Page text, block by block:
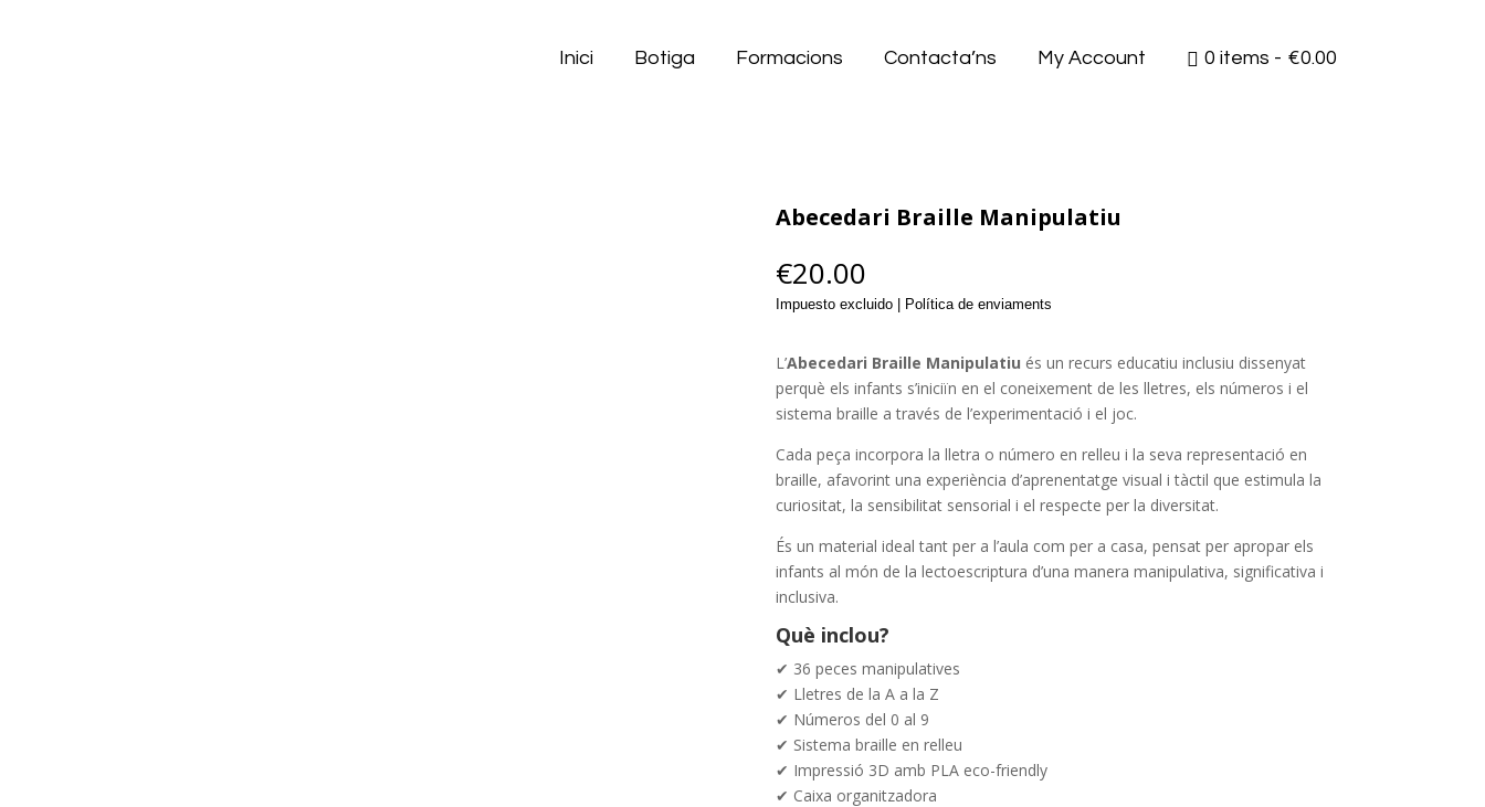
Inici Botiga Formacions Contacta’ns My Account 0 items €0.00
Abecedari Braille Manipulatiu
€20.00
Impuesto excluido | Política de enviaments
L’Abecedari Braille Manipulatiu és un recurs educatiu inclusiu dissenyat
perquè els infants s’iniciïn en el coneixement de les lletres, els números i el
sistema braille a través de l’experimentació i el joc.
Cada peça incorpora la lletra o número en relleu i la seva representació en
braille, afavorint una experiència d’aprenentatge visual i tàctil que estimula la
curiositat, la sensibilitat sensorial i el respecte per la diversitat.
És un material ideal tant per a l’aula com per a casa, pensat per apropar els
infants al món de la lectoescriptura d’una manera manipulativa, significativa i
inclusiva.
Què inclou?
✔ 36 peces manipulatives
✔ Lletres de la A a la Z
✔ Números del 0 al 9
✔ Sistema braille en relleu
✔ Impressió 3D amb PLA eco-friendly
✔ Caixa organitzadora